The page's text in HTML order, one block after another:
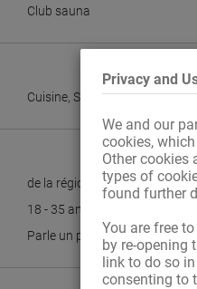
Privacy and
We and our
cookies,
Other cookies
types of
found further
You are free
by re-opening
link to do so
consenting to
Club sauna
Cuisine,Salle de bains,Salle
de la région Allemagne ,Pays
18 - 35 ans
Parle un peu allemand ,Anglais